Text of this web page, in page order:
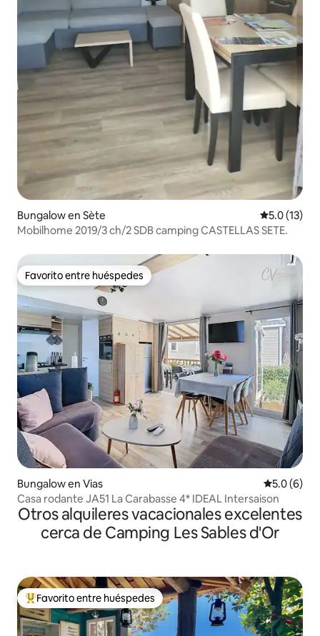
Bungalow en Sète Calificación
5.0 (13)
Mobilhome 2019/3 ch/2 SDB camping CASTELLAS SETE.
Favorito entre huéspedes
Favorito entre huéspedes
Bungalow en Vias
5.0 (6)
Casa rodante JA51 La Carabasse 4* IDEAL Intersaison
Otros alquileres vacacionales excelentes
cerca de Camping Les Sables d'Or
Favorito entre huéspedes preferido
Favorito entre huéspedes